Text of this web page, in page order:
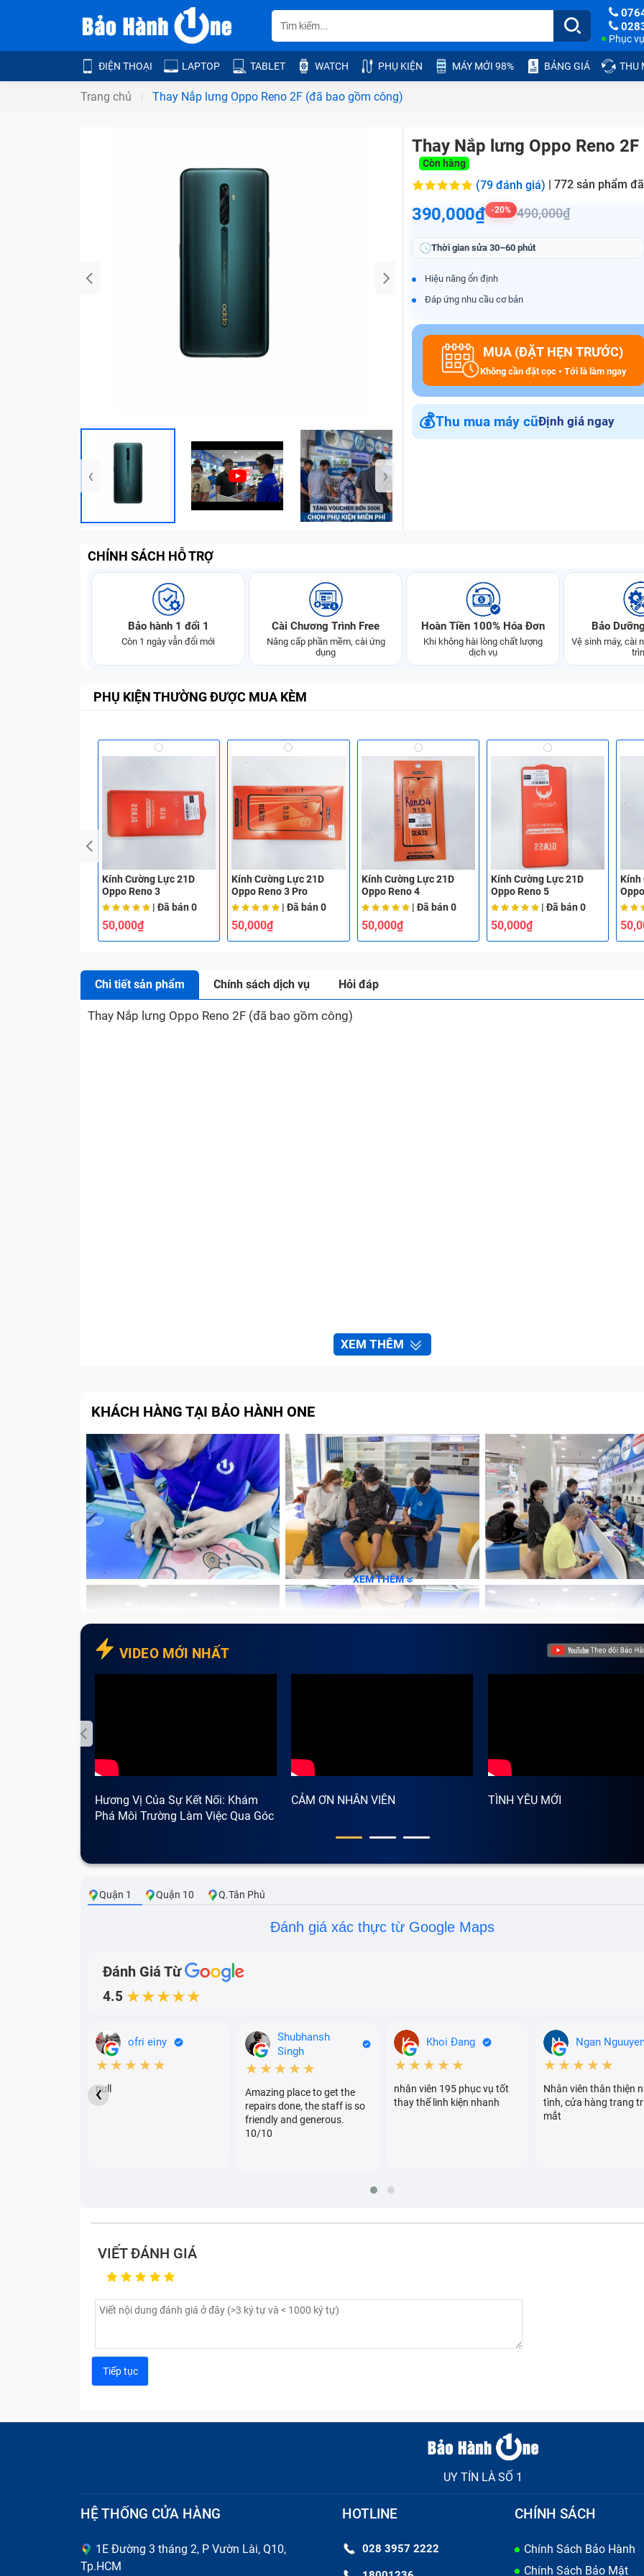
Phục
ĐIỆN THOẠI LAPTOP TABLET WATCH PHỤ KIỆN MÁY MỚI 98% BẢNG GIÁ THU
Trang chủ Thay Nắp lưng Oppo Reno 2F (đã bao gồm công)
Bảo Hành One
‹ ›
Thay Nắp lưng Oppo Reno
Còn hàng
(79 đánh giá) | 772 sản phẩm
390,000₫ -20% 490,000₫
Thời gian sửa 30–60 phút
Hiệu năng ổn định
Đáp ứng nhu cầu cơ bản
MUA (ĐẶT HẸN TRƯỚC)
Không cần đặt cọc • Tới là làm ngay
💰Thu mua máy cũĐịnh giá ngay
CHÍNH SÁCH HỖ TRỢ
Bảo hành 1 đổi 1
Còn 1 ngày vẫn đổi mới
Cài Chương Trình Free
Nâng cấp phần mềm, cài ứng
dụng
Hoàn Tiền 100% Hóa Đơn
Khi không hài lòng chất lượng
dịch vụ
Bảo
Vệ sinh máy, cài
PHỤ KIỆN THƯỜNG ĐƯỢC MUA KÈM
Kính Cường Lực 21D
Oppo Reno 3
| Đã bán 0
50,000₫
Kính Cường Lực 21D
Oppo Reno 3 Pro
| Đã bán0
50,000₫
Kính Cường Lực 21D
Oppo Reno 4
| Đã bán 0
50,000₫
Kính Cường Lực 21D
Oppo Reno 5
| Đã bán 0
50,000₫
Kính
Chi tiết sản phẩm Chính sách dịch vụ Hỏi đáp
Thay Nắp lưng Oppo Reno 2F (đã bao gồm công)
XEM THÊM
KHÁCH HÀNG TẠI BẢO HÀNH ONE
XEM THÊM
VIDEO MỚI NHẤT
Hương Vị Của Sự Kết Nối: Khám
Phá Môi Trường Làm Việc Qua Góc
CẢM ƠN NHÂN VIÊN TÌNH YÊU MỚI
Quận 1 Quận 10 Q.Tân Phú
Đánh giá xác thực từ Google Maps
Đánh Giá Từ
4.5 ★★★★★
ofri einy
★★★★★
null
Shubhansh
Singh
★★★★★
Amazing place to get the
repairs done, the staff is so
friendly and generous.
10/10
Khoi Đang
★★★★★
nhân viên 195 phục vụ tốt
thay thế linh kiện nhanh
Ngan
★★★★★
Nhân viên thân thiện
tình, cửa hàng trang
mắt
‹
VIẾT ĐÁNH GIÁ
UY TÍN LÀ SỐ 1
HỆ THỐNG CỬA HÀNG
1E Đường 3 tháng 2, P Vườn Lài, Q10,
Tp.HCM
HOTLINE
028 3957 2222
CHÍNH SÁCH
Chính Sách Bảo Hành
Chính Sách Bảo Mật